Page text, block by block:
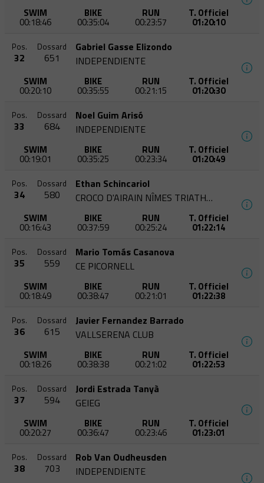
SWIM
00:18:46
BIKE
00:35:04
RUN
00:23:57
T. Officiel
01:20:10
Pos.
32
Dossard
651
Gabriel Gasse Elizondo
INDEPENDIENTE
SWIM
00:20:10
BIKE
00:35:55
RUN
00:21:15
T. Officiel
01:20:30
Pos.
33
Dossard
684
Noel Guim Arisó
INDEPENDIENTE
SWIM
00:19:01
BIKE
00:35:25
RUN
00:23:34
T. Officiel
01:20:49
Pos.
34
Dossard
580
Ethan Schincariol
CROCO D'AIRAIN NÎMES TRIATHLON
SWIM
00:16:43
BIKE
00:37:59
RUN
00:25:24
T. Officiel
01:22:14
Pos.
35
Dossard
559
Mario Tomás Casanova
CE PICORNELL
SWIM
00:18:49
BIKE
00:38:47
RUN
00:21:01
T. Officiel
01:22:38
Pos.
36
Dossard
615
Javier Fernandez Barrado
VALLSERENA CLUB
SWIM
00:18:26
BIKE
00:38:38
RUN
00:21:02
T. Officiel
01:22:53
Pos.
37
Dossard
594
Jordi Estrada Tanyà
GEIEG
SWIM
00:20:27
BIKE
00:36:47
RUN
00:23:46
T. Officiel
01:23:01
Pos.
38
Dossard
703
Rob Van Oudheusden
INDEPENDIENTE